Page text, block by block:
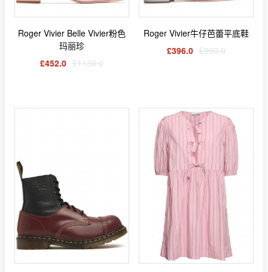
Roger Vivier Belle Vivier粉色
玛丽珍
£452.0 £1130.0
Roger Vivier牛仔芭蕾平底鞋
£396.0 £990.0